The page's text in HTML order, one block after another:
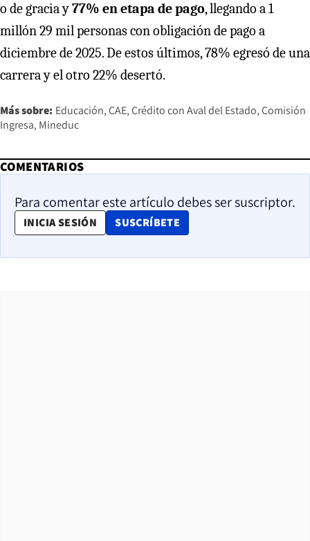
o de gracia y77% en etapa de pago, llegando a 1
millón 29 mil personas con obligación de pago a
diciembre de 2025. De estos últimos, 78% egresó de una
carrera y el otro 22% desertó.
Más sobre: Educación CAE Crédito con Aval del Estado Comisión
Ingresa Mineduc
COMENTARIOS
Para comentar este artículo debes ser suscriptor.
INICIA SESIÓN SUSCRÍBETE
OPENS IN NEW WINDOW